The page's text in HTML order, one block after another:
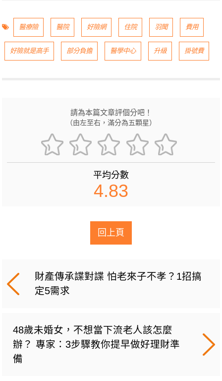
醫療險 醫院 好險網 住院 羽聞 費用
好險就是高手 部分負擔 醫學中心 升級 掛號費
請為本篇文章評個分吧！
（由左至右，滿分為五顆星）
平均分數
4.83
回上頁
財產傳承諜對諜 怕老來子不孝？1招搞
定5需求
48歲未婚女，不想當下流老人該怎麼
辦？ 專家：3步驟教你提早做好理財準
備